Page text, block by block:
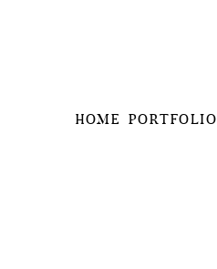
HOME PORTFOLIO